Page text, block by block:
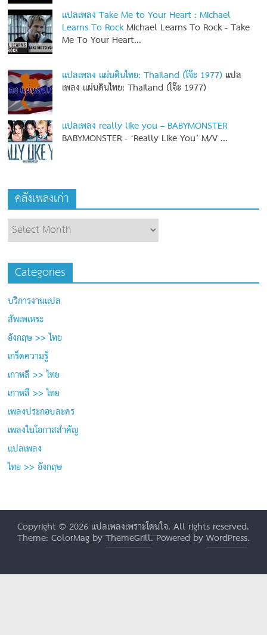
แปลเพลง Take Me to Your Heart : Michael
Learns To RockMichael Learns To Rock - Take
Me To Your Heart...
แปลเพลง แผ่นดินไทย: Thailand (โจ๊ะ 1977) แปล
เพลง แผ่นดินไทย: Thailand (โจ๊ะ 1977)
แปลเพลง really like you – BABYMONSTER
BABYMONSTER - ‘Really Like You’ M/V ...
คลังเพลงเก่า
Categories
บริการงานแปล
สัพเพเหระ
อังกฤษ >> ไทย
เกร็ดความรู้
เกาหลี >> ไทย
เกาหลี >> ไทย
เพลงประกอบละคร
เพลงในโอกาสสำคัญ
แปลเพลง
ไทย >> อังกฤษ
Copyright © 2026 แปลเพลงเพราะโดนใจ. All rights reserved.
Theme: ColorMag byThemeGrill. Powered byWordPress.